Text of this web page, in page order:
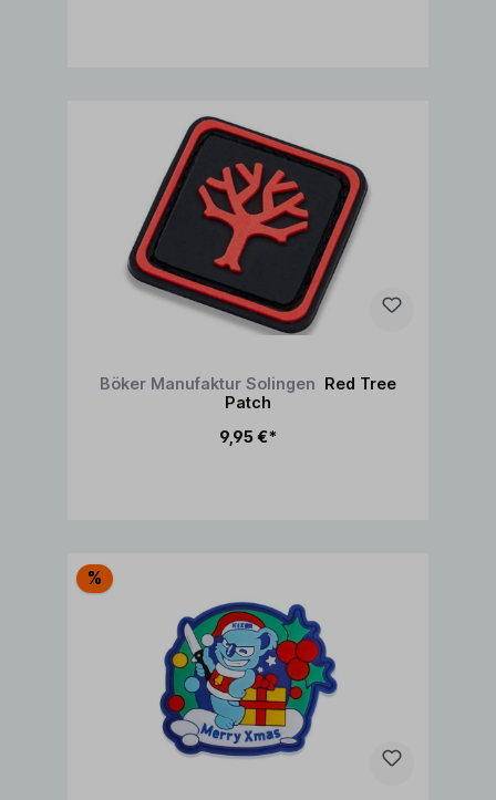
Böker Manufaktur Solingen Red Tree
Patch
9,95 €*
%